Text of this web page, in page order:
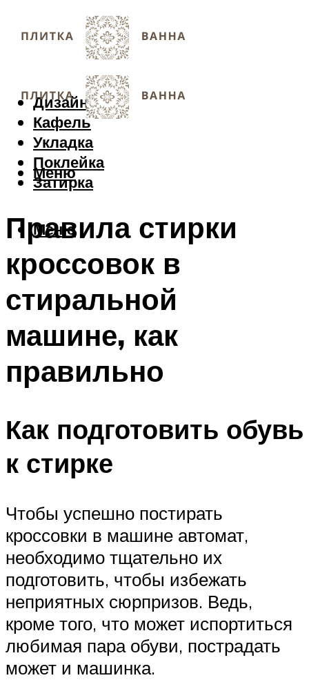
Дизайн
Кафель
Укладка
Поклейка
Затирка
Меню
Меню
Правила стирки
кроссовок в
стиральной
машине, как
правильно
Как подготовить обувь
к стирке
Чтобы успешно постирать
кроссовки в машине автомат,
необходимо тщательно их
подготовить, чтобы избежать
неприятных сюрпризов. Ведь,
кроме того, что может испортиться
любимая пара обуви, пострадать
может и машинка.